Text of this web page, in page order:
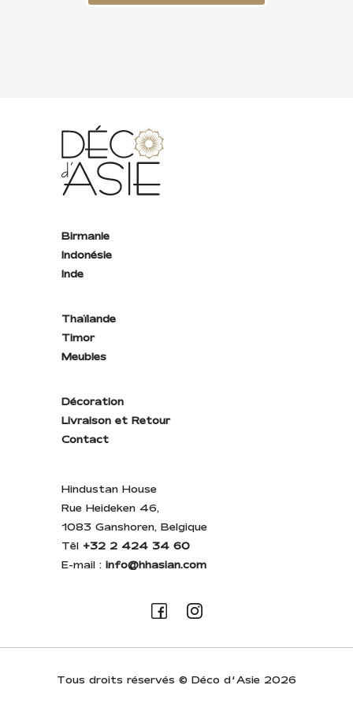
Birmanie
Indonésie
Inde
Thaïlande
Timor
Meubles
Décoration
Livraison et Retour
Contact
Hindustan House
Rue Heideken 46,
1083 Ganshoren, Belgique
Têl +32 2 424 34 60
E-mail : info@hhasian.com
Tous droits réservés © Déco d’Asie 2026